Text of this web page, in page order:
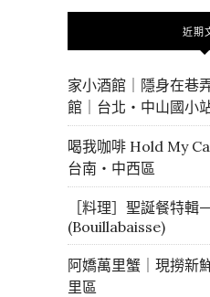
近期
家小酒館｜隱身在巷
館｜台北・中山國小
喝我咖啡 Hold My
台南・中西區
［料理］聖誕餐特
(Bouillabaisse)
阿嬌萬里蟹｜現撈新
里區